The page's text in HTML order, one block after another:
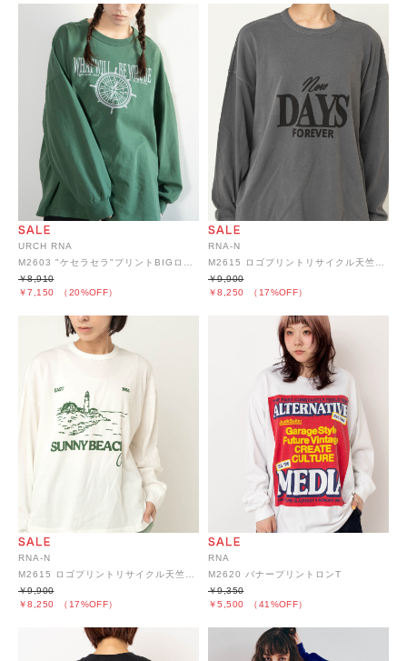
URCH RNA
￥7,150 （20%OFF）
￥8,910
RNA-N
￥8,250 （17%OFF）
￥9,900
RNA-N
￥8,250 （17%OFF）
￥9,900
RNA
M2620 バナープリントロンT
￥5,500 （41%OFF）
￥9,350